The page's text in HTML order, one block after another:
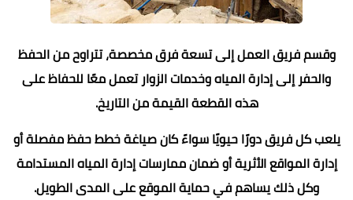
وقسم فريق العمل إلى تسعة فرق مخصصة، تتراوح من الحفظ
والحفر إلى إدارة المياه وخدمات الزوار تعمل معًا للحفاظ على
هذه القطعة القيمة من التاريخ.
يلعب كل فريق دورًا حيويًا سواءً كان صياغة خطط حفظ مفصلة أو
إدارة المواقع الأثرية أو ضمان ممارسات إدارة المياه المستدامة
وكل ذلك يساهم في حماية الموقع على المدى الطويل.